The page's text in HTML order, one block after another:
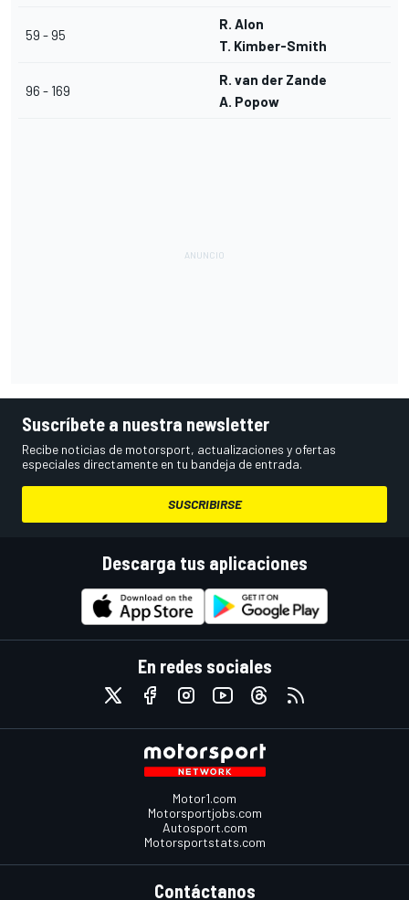
59 - 95
R. Alon
T. Kimber-Smith
96 - 169
R. van der Zande
A. Popow
Suscríbete a nuestra newsletter
Recibe noticias de motorsport, actualizaciones y ofertas
especiales directamente en tu bandeja de entrada.
SUSCRIBIRSE
Descarga tus aplicaciones
En redes sociales
Motor1.com
Motorsportjobs.com
Autosport.com
Motorsportstats.com
Contáctanos